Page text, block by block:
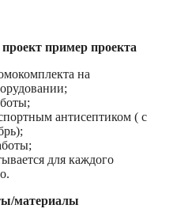
пример проекта
на
антисептиком ( с
для каждого
материалы